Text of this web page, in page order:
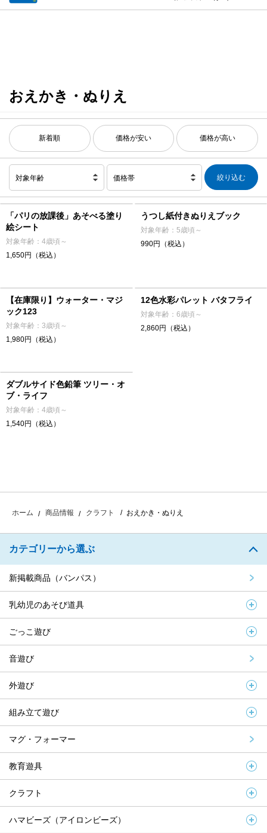
おえかき・ぬりえ
新着順 価格が安い 価格が高い
対象年齢 価格帯
「パリの放課後」あそべる塗り
絵シート
対象年齢：4歳頃～
1,650円（税込）
うつし紙付きぬりえブック
対象年齢：5歳頃～
990円（税込）
【在庫限り】ウォーター・マジ
ック123
対象年齢：3歳頃～
1,980円（税込）
12色水彩パレット バタフライ
対象年齢：6歳頃～
2,860円（税込）
ダブルサイド色鉛筆 ツリー・オ
ブ・ライフ
対象年齢：4歳頃～
1,540円（税込）
ホーム 商品情報 クラフト おえかき・ぬりえ
カテゴリーから選ぶ
新掲載商品（バンパス）
乳幼児のあそび道具
ごっこ遊び
音遊び
外遊び
組み立て遊び
マグ・フォーマー
教育遊具
クラフト
ハマビーズ（アイロンビーズ）